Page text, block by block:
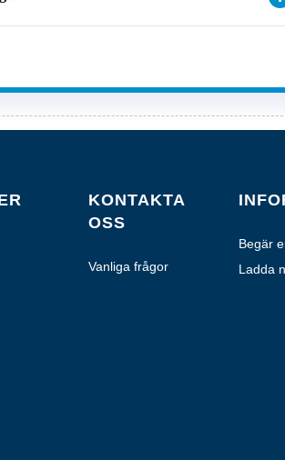
KONTAKTA
OSS
Vanliga frågor
Begär
Ladda